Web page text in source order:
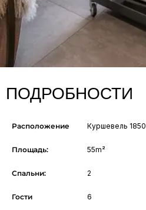
ПОДРОБНОСТИ
Расположение Куршевель 1850
Площадь: 55m²
Спальни: 2
Гости 6